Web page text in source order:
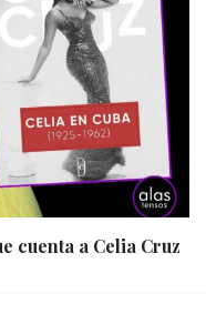
cuenta a Celia Cruz